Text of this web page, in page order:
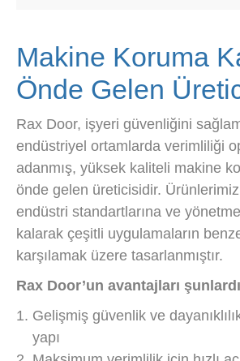
Makine Koruma
Önde Gelen
Rax Door, işyeri güvenliğini
endüstriyel ortamlarda verimliliği
adanmış, yüksek kaliteli makine
önde gelen üreticisidir.
endüstri standartlarına ve
kalarak çeşitli uygulamaların
karşılamak üzere tasarlanmıştır.
Rax Door’un avantajları
Gelişmiş güvenlik ve
yapı